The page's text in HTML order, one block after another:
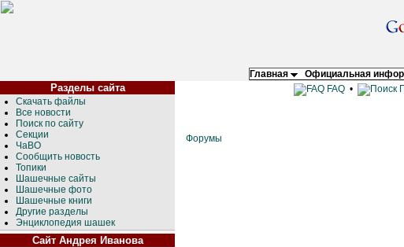
Главная
Официальная
Разделы сайта
Скачать файлы
Все новости
Поиск по сайту
Секции
ЧаВО
Сообщить новость
Топики
Шашечные сайты
Шашечные фото
Шашечные книги
Другие разделы
Энциклопедия шашек
Сайт Андрея Иванова
FAQ•
Форумы